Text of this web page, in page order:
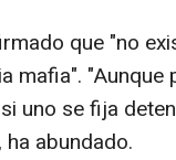
que "no
mafia".
uno se fija
abundado.